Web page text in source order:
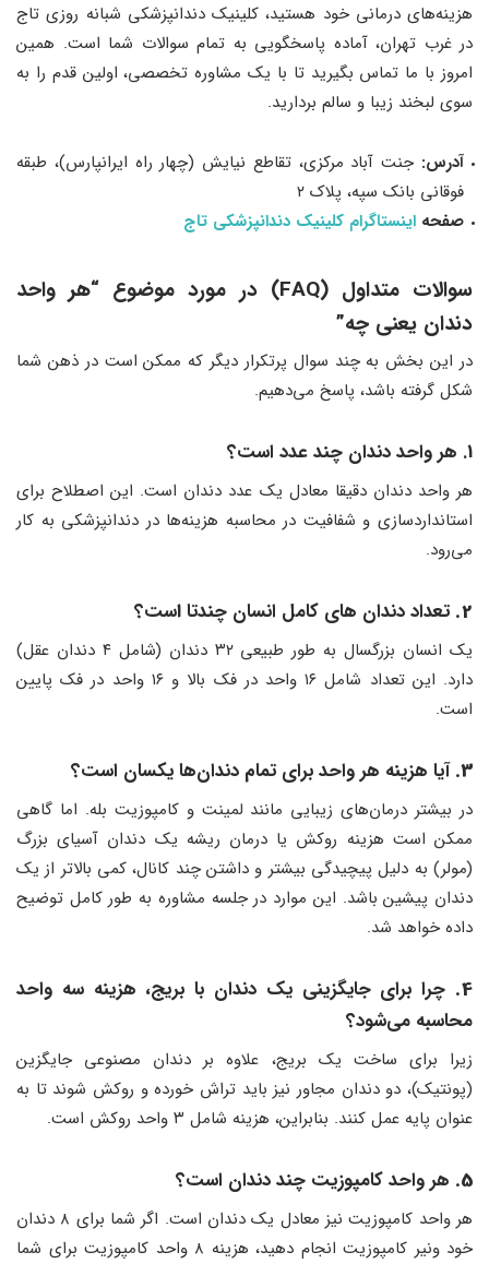
هزینه‌های درمانی خود هستید، کلینیک دندانپزشکی شبانه روزی تاج
در غرب تهران، آماده پاسخگویی به تمام سوالات شما است. همین
امروز با ما تماس بگیرید تا با یک مشاوره تخصصی، اولین قدم را به
سوی لبخند زیبا و سالم بردارید.
آدرس: جنت آباد مرکزی، تقاطع نیایش (چهار راه ایرانپارس)، طبقه
فوقانی بانک سپه، پلاک ۲
صفحه اینستاگرام کلینیک دندانپزشکی تاج
سوالات متداول (FAQ) در مورد موضوع “هر واحد
دندان یعنی چه”
در این بخش به چند سوال پرتکرار دیگر که ممکن است در ذهن شما
شکل گرفته باشد، پاسخ می‌دهیم.
1. هر واحد دندان چند عدد است؟
هر واحد دندان دقیقا معادل یک عدد دندان است. این اصطلاح برای
استانداردسازی و شفافیت در محاسبه هزینه‌ها در دندانپزشکی به کار
می‌رود.
2. تعداد دندان های کامل انسان چندتااست؟
یک انسان بزرگسال به طور طبیعی ۳۲ دندان (شامل ۴ دندان عقل)
دارد. این تعداد شامل ۱۶ واحد در فک بالا و ۱۶ واحد در فک پایین
است.
3. آیا هزینه هر واحد برای تمام دندان‌ها یکسان است؟
در بیشتر درمان‌های زیبایی مانند لمینت و کامپوزیت بله. اما گاهی
ممکن است هزینه روکش یا درمان ریشه یک دندان آسیای بزرگ
(مولر) به دلیل پیچیدگی بیشتر و داشتن چند کانال، کمی بالاتر از یک
دندان پیشین باشد. این موارد در جلسه مشاوره به طور کامل توضیح
داده خواهد شد.
4. چرا برای جایگزینی یک دندان با بریج، هزینه سه واحد
محاسبه می‌شود؟
زیرا برای ساخت یک بریج، علاوه بر دندان مصنوعی جایگزین
(پونتیک)، دو دندان مجاور نیز باید تراش خورده و روکش شوند تا به
عنوان پایه عمل کنند. بنابراین، هزینه شامل ۳ واحد روکش است.
5. هر واحد کامپوزیت چند دندان است؟
هر واحد کامپوزیت نیز معادل یک دندان است. اگر شما برای ۸ دندان
خود ونیر کامپوزیت انجام دهید، هزینه ۸ واحد کامپوزیت برای شما